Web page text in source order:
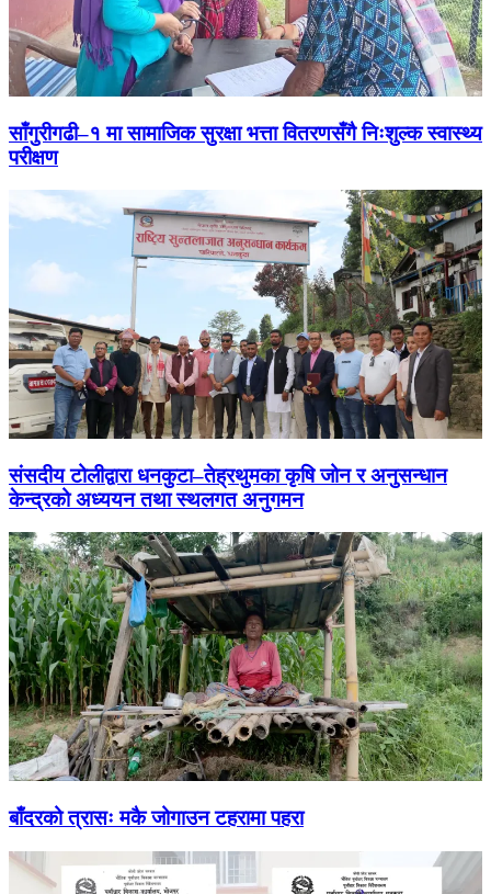
साँगुरीगढी–१ मा सामाजिक सुरक्षा भत्ता वितरणसँगै निःशुल्क स्वास्थ्य
परीक्षण
संसदीय टोलीद्वारा धनकुटा–तेह्रथुमका कृषि जोन र अनुसन्धान
केन्द्रको अध्ययन तथा स्थलगत अनुगमन
बाँदरको त्रासः मकै जोगाउन टहरामा पहरा